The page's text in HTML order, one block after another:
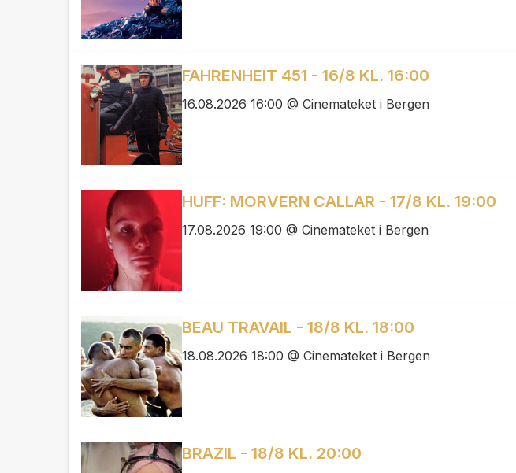
FAHRENHEIT 451 - 16/8 KL. 16:00
16.08.2026 16:00 @ Cinemateket i Bergen
HUFF: MORVERN CALLAR - 17/8 KL. 19:00
17.08.2026 19:00 @ Cinemateket i Bergen
BEAU TRAVAIL - 18/8 KL. 18:00
18.08.2026 18:00 @ Cinemateket i Bergen
BRAZIL - 18/8 KL. 20:00